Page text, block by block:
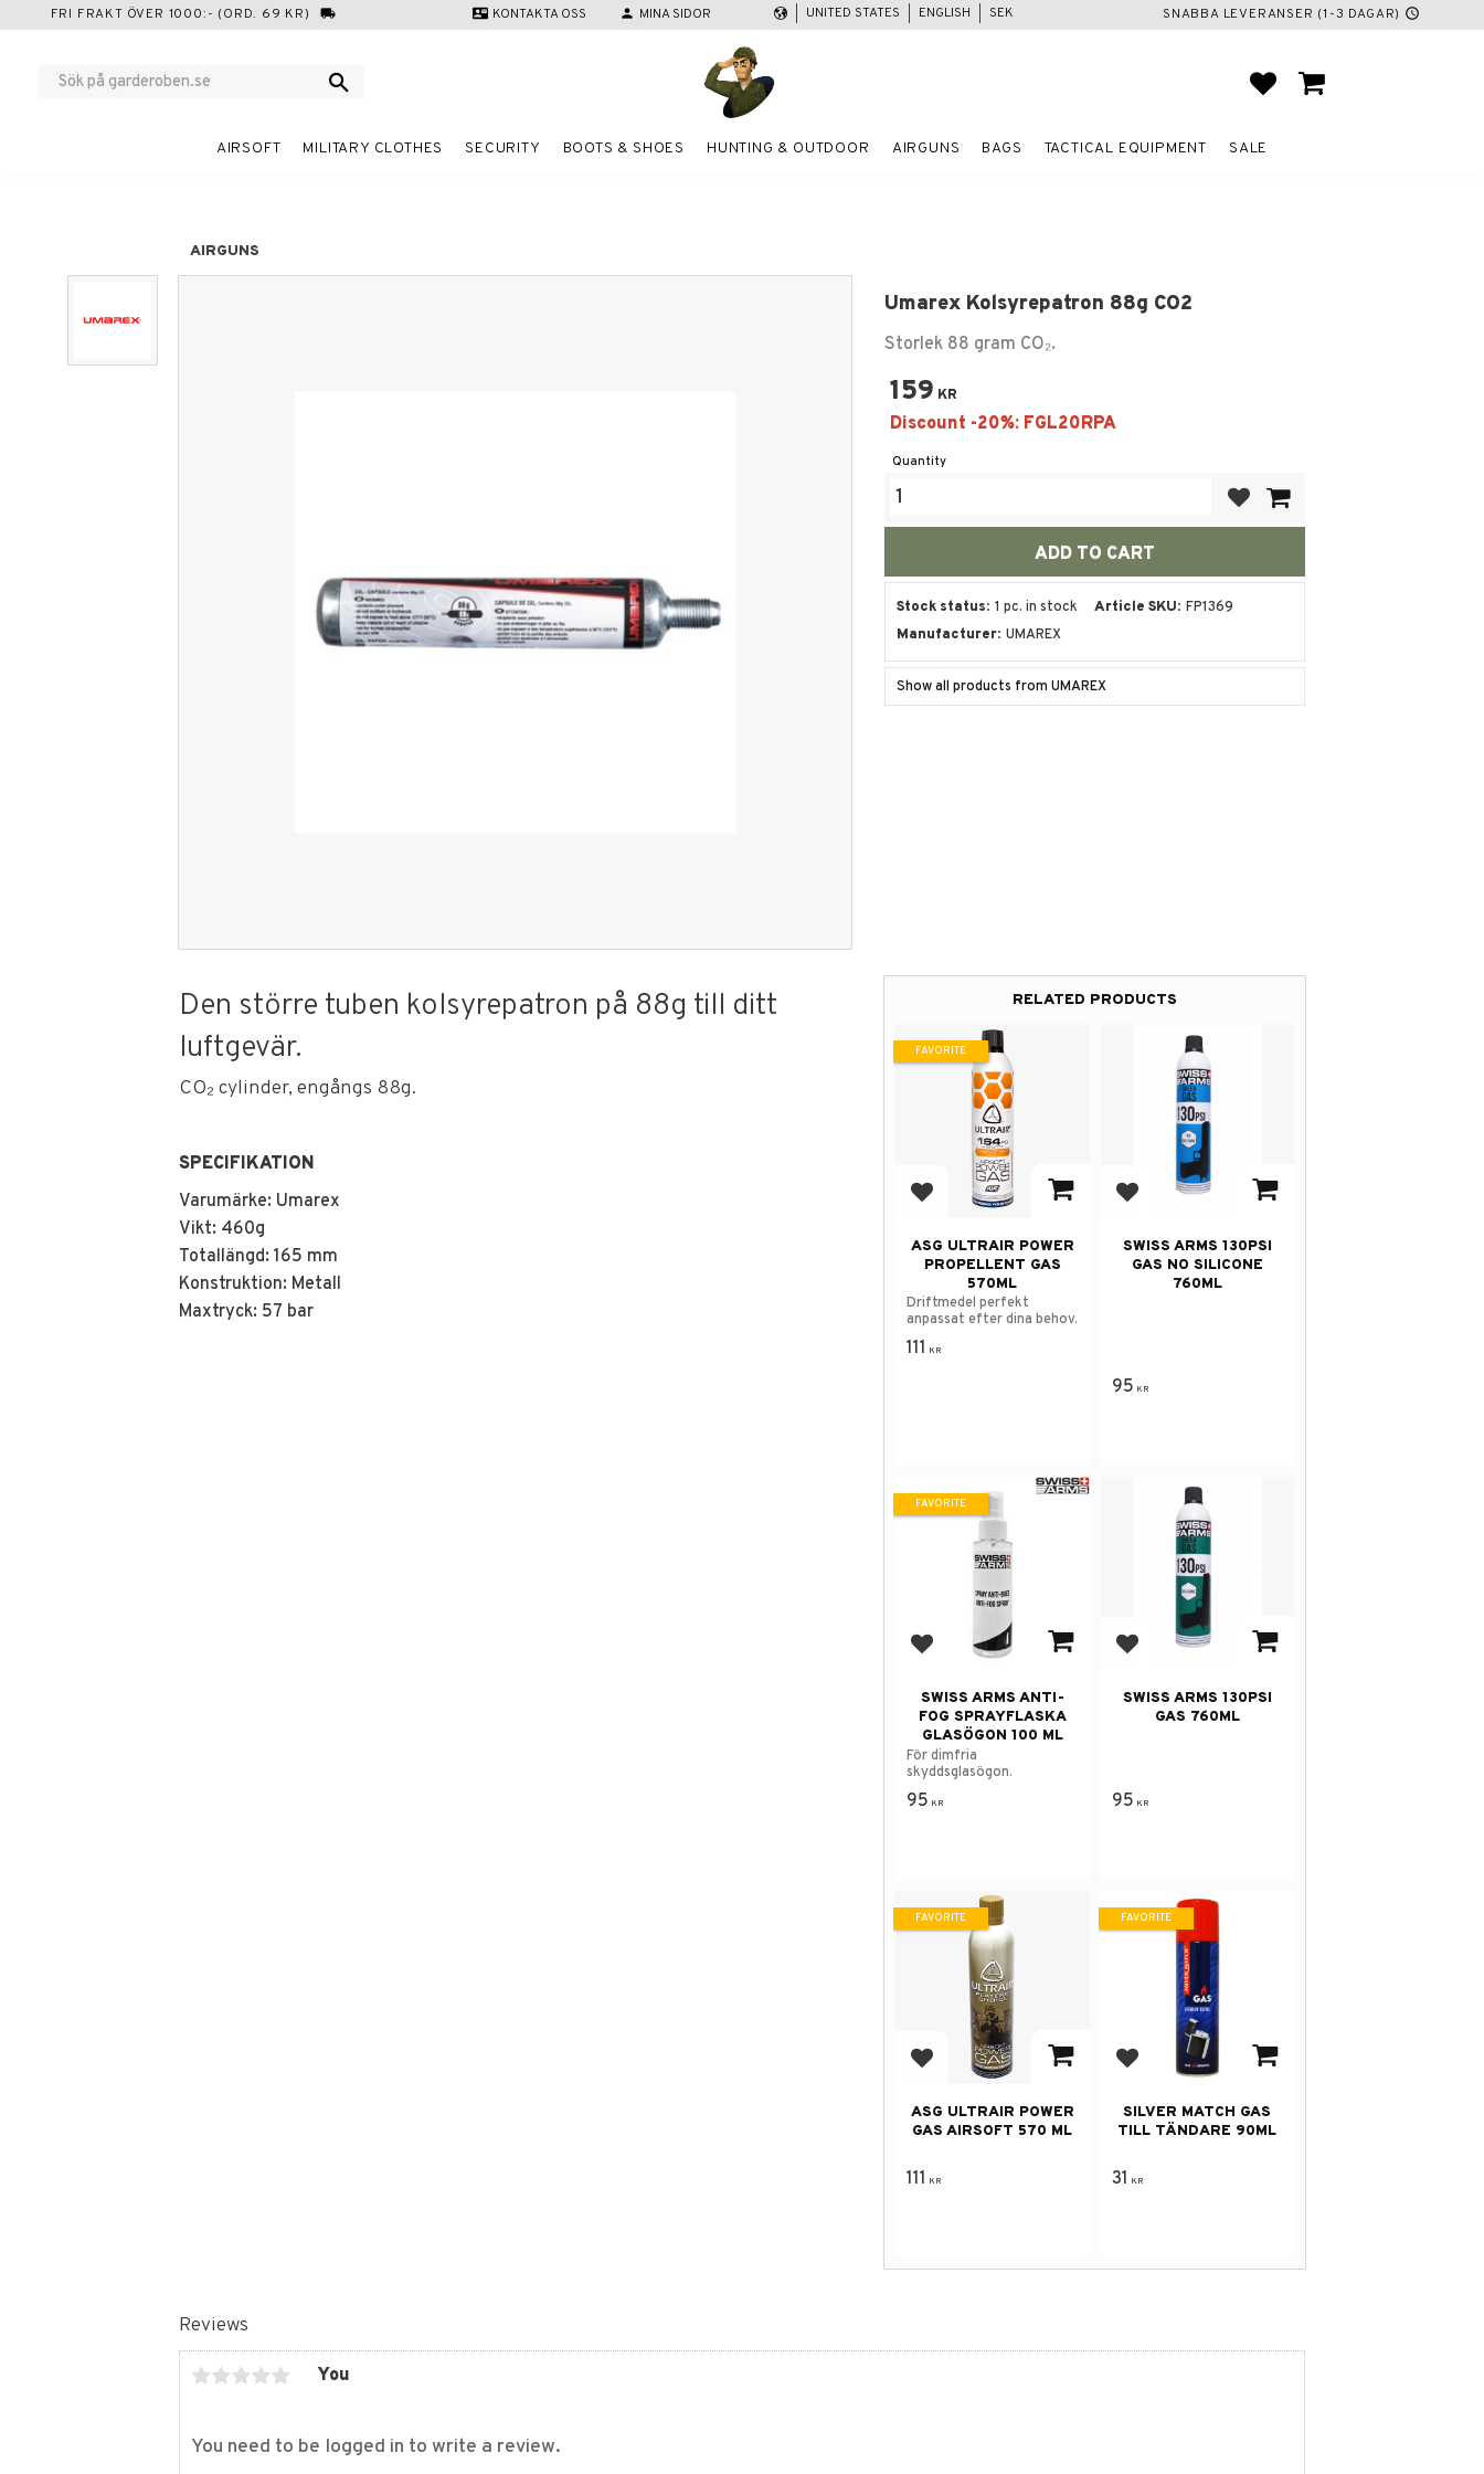
FRI FRAKT ÖVER 1000:- (ORD. 69 KR) local_shipping contact_mail KONTAKTA OSS person MINA SIDOR SNABBA LEVERANSER (1-3 DAGAR) schedule
UNITED STATES ENGLISH SEK
FAVORITES
BASKET
AIRSOFT MILITARY CLOTHES SECURITY BOOTS & SHOES HUNTING & OUTDOOR AIRGUNS BAGS TACTICAL EQUIPMENT SALE
AIRGUNS
Umarex Kolsyrepatron 88g CO2
Storlek 88 gram CO₂.
159 KR
Quantity
Stock status 1 pc. in stock Article SKU FP1369
Manufacturer UMAREX
Show all products from UMAREX
Den större tuben kolsyrepatron på 88g till ditt
luftgevär.
CO₂ cylinder, engångs 88g.
SPECIFIKATION
Varumärke: Umarex
Vikt: 460g
Totallängd: 165 mm
Konstruktion: Metall
Maxtryck: 57 bar
Reviews
You
RELATED PRODUCTS
Add to favorites
ASG ULTRAIR POWER
PROPELLENT GAS
570ML
Driftmedel perfekt
anpassat efter dina behov.
111 KR
FAVORITE
Add to favorites
SWISS ARMS 130PSI
GAS NO SILICONE
760ML
95 KR
Add to favorites
SWISS ARMS ANTI-
FOG SPRAYFLASKA
GLASÖGON 100 ML
För dimfria
skyddsglasögon.
95 KR
FAVORITE
Add to favorites
SWISS ARMS 130PSI
GAS 760ML
95 KR
Add to favorites
ASG ULTRAIR POWER
GAS AIRSOFT 570 ML
111 KR
FAVORITE
Add to favorites
SILVER MATCH GAS
TILL TÄNDARE 90ML
31 KR
FAVORITE